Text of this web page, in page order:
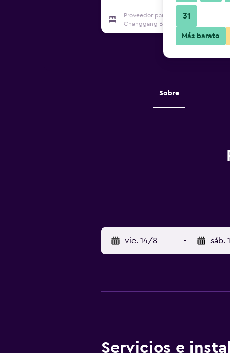
Proveedor para Guangzhou Hiphop
Changgang Branch
Sobre
vie. 14/8 - sáb.
Servicios e
31
Más barato